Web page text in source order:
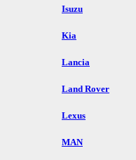
Isuzu
Kia
Lancia
Land Rover
Lexus
MAN